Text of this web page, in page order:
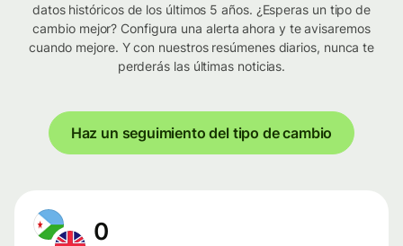
datos históricos de los últimos 5 años. ¿Esperas un tipo de
cambio mejor? Configura una alerta ahora y te avisaremos
cuando mejore. Y con nuestros resúmenes diarios, nunca te
perderás las últimas noticias.
Haz un seguimiento del tipo de cambio
0